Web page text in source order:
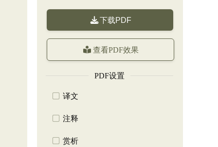
下载PDF
查看PDF效果
PDF设置
译文
注释
赏析